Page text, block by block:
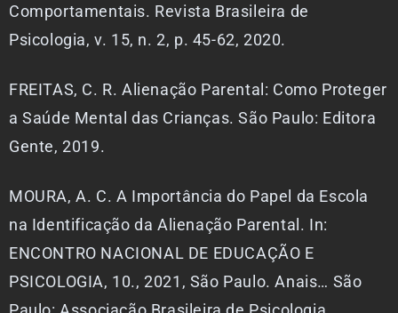
Comportamentais. Revista Brasileira de
Psicologia, v. 15, n. 2, p. 45-62, 2020.
FREITAS, C. R. Alienação Parental: Como Proteger
a Saúde Mental das Crianças. São Paulo: Editora
Gente, 2019.
MOURA, A. C. A Importância do Papel da Escola
na Identificação da Alienação Parental. In:
ENCONTRO NACIONAL DE EDUCAÇÃO E
PSICOLOGIA, 10., 2021, São Paulo. Anais… São